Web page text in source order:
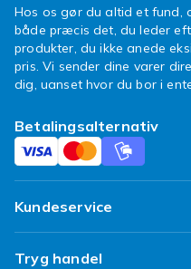
teknik. Med et godt
produkter kan du
resultater
Uanset om du
finder du alt hvad du
sortiment. Neglepleje
æstetik – det handler
negle sunde og
Regelmæssig brug af
hjælper med at holde
forhindre bristning
Hos os gør du altid et fund,
både præcis det, du leder
produkter, du ikke anede
pris. Vi sender dine varer
dig, uanset hvor du bor i
Betalingsalternativ
Kundeservice
Ofte stillede spørgsmål
Tryg handel